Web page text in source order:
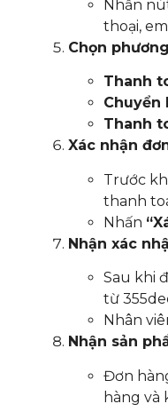
Nhấn
thoại,
Chọn
Thanh
Chuyển
Thanh
Xác nhận
Trước
thanh
Nhấn
Nhận xác
Sau khi
từ
Nhân
Nhận sản
Đơn
hàng và